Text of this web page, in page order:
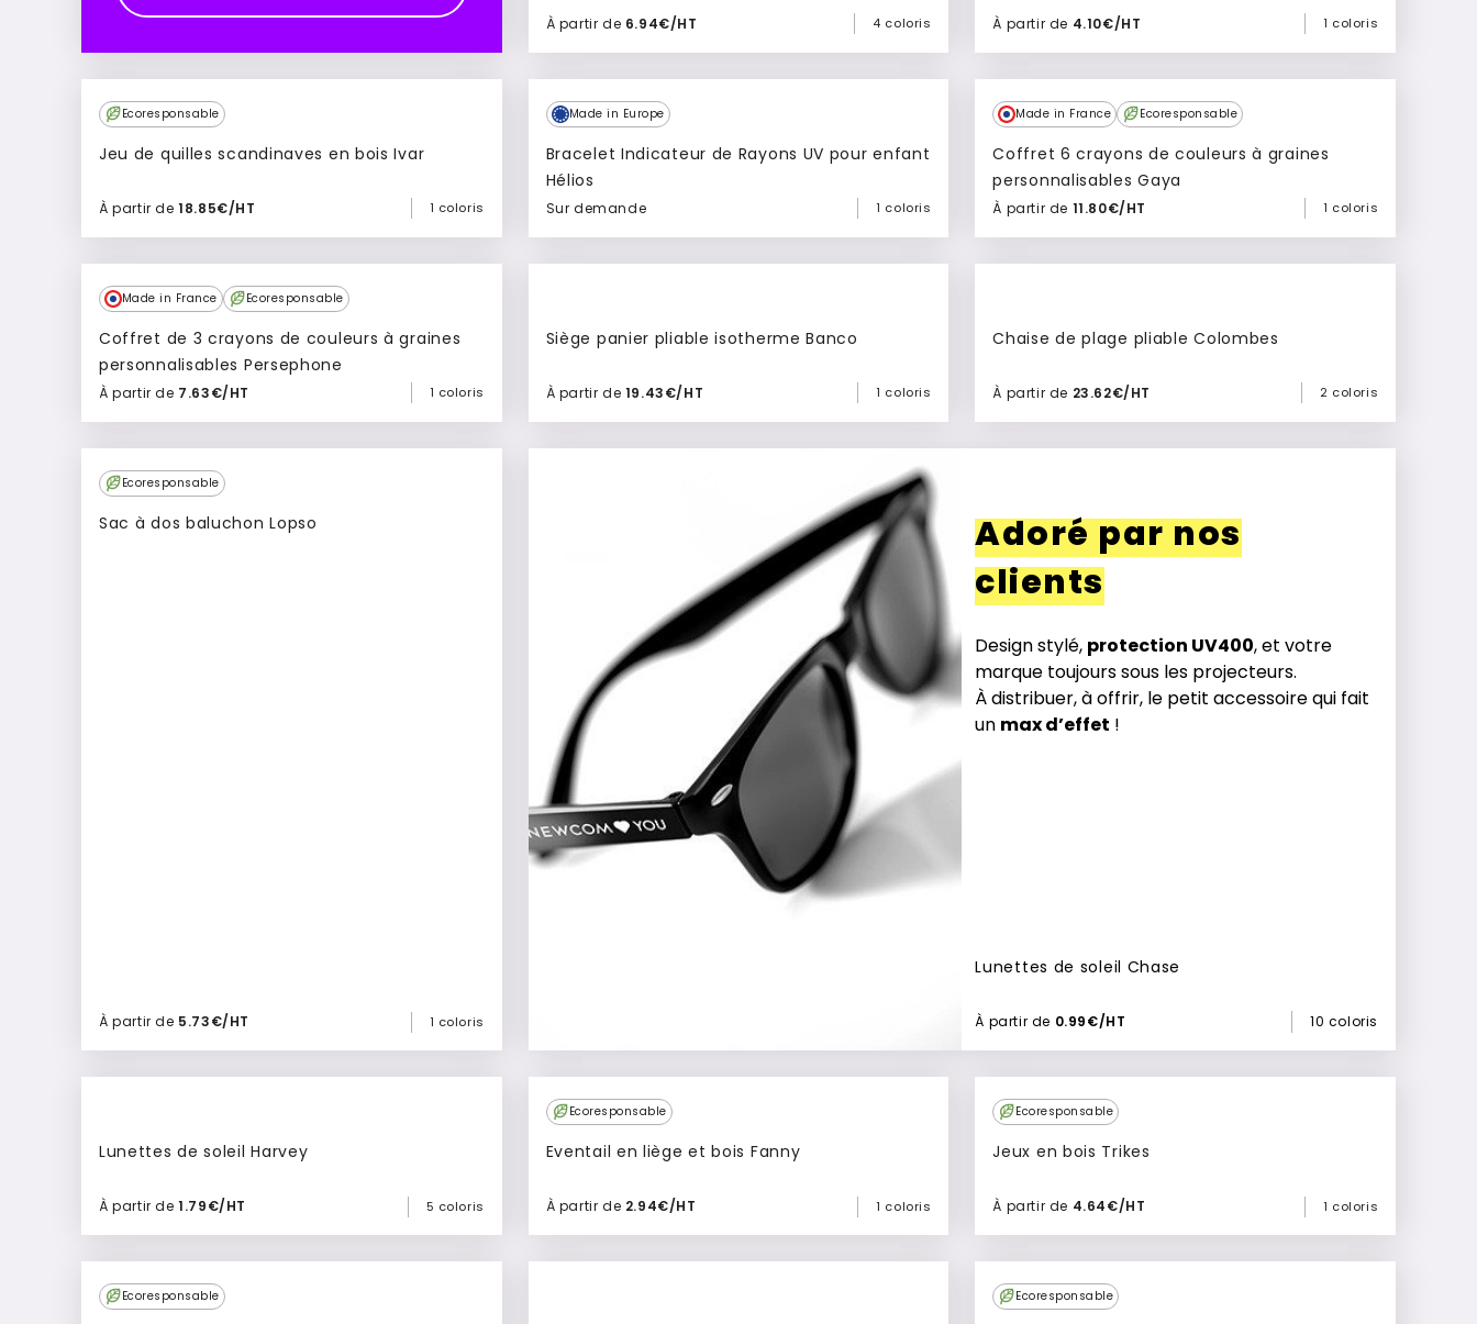
À partir de 6.94€/HT 4 coloris
Ajouter à mon devis
À partir de 4.10€/HT 1 coloris
Ajouter à mon devis
Culte
Ecoresponsable
Jeu de quilles scandinaves en bois Ivar
À partir de18.85€/HT 1 coloris
Ajouter à mon devis
Made in Europe
Bracelet Indicateur de Rayons UV pour enfant
Hélios
Sur demande 1 coloris
Ajouter à mon devis
Made in France Ecoresponsable
Coffret 6 crayons de couleurs à graines
personnalisables Gaya
À partir de 11.80€/HT 1 coloris
Ajouter à mon devis
Made in France Ecoresponsable
Coffret de 3 crayons de couleurs à graines
personnalisables Persephone
À partir de 7.63€/HT 1 coloris
Ajouter à mon devis
Siège panier pliable isotherme Banco
À partir de 19.43€/HT 1 coloris
Ajouter à mon devis
Chaise de plage pliable Colombes
À partir de 23.62€/HT 2 coloris
Ajouter à mon devis
Ecoresponsable
Sac à dos baluchon Lopso
À partir de 5.73€/HT 1 coloris
Ajouter à mon devis
Adoré par nos
clients
Design stylé, protection UV400, et votre
marque toujours sous les projecteurs.
À distribuer, à offrir, le petit accessoire qui fait
un max d’effet !
Lunettes de soleil Chase
À partir de 0.99€/HT 10 coloris
Lunettes de soleil Harvey
À partir de1.79€/HT 5 coloris
Ajouter à mon devis
Ecoresponsable
Eventail en liège et bois Fanny
À partir de 2.94€/HT 1 coloris
Ajouter à mon devis
Ecoresponsable
Jeux en bois Trikes
À partir de 4.64€/HT 1 coloris
Ajouter à mon devis
Ecoresponsable Ecoresponsable